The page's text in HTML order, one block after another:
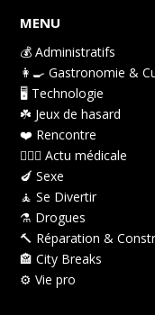
MENU
💰 Administratifs
👩‍🍳 Gastronomie &
🖥️ Technologie
☘️ Jeux de hasard
❤️️ Rencontre
👩🏻‍⚕️ Actu médicale
🍆 Sexe
🧘 Se Divertir
⚗️ Drogues
🔨 Réparation &
🏤 City Breaks
⚙️ Vie pro